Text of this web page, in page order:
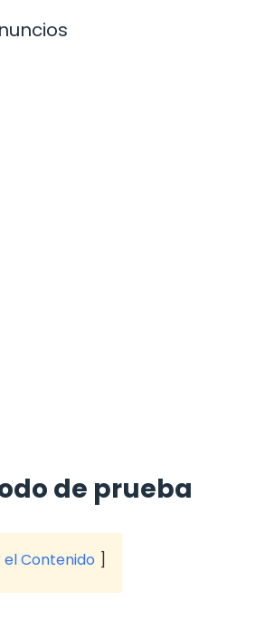
de prueba
Contenido